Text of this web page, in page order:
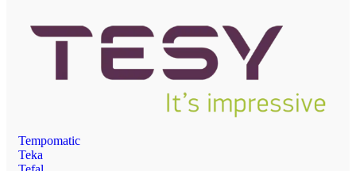
Tempomatic
Teka